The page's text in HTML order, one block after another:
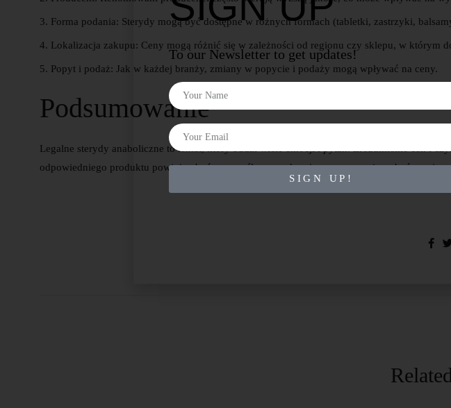
Forma podania: Sterydy mogą być dostępne w różnych formach (tabletki, zastrzyki,
Lokalizacja zakupu: Ceny mogą różnić się w zależności od regionu czy sklepu, w którym
Popyt i podaż: Jak w każdej branży, zmiany w popycie i podaży mogą wpływać na ceny.
Podsumowanie
Legalne sterydy anaboliczne to temat, który budzi wiele emocji i pytań. Zrozumienie cen i
odpowiedniego produktu powinien być przemyślany, a zdrowie zawsze powinno być na
To our Newsletter to get updates!
SIGN UP!